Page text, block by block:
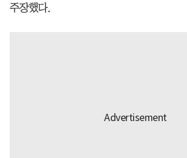
주장했다.